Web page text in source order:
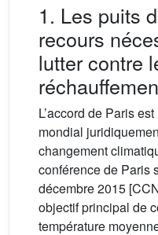
1. Les puits
recours
lutter contre
L’accord de Paris
mondial
changement
conférence de Paris
décembre 2015
objectif principal de
température